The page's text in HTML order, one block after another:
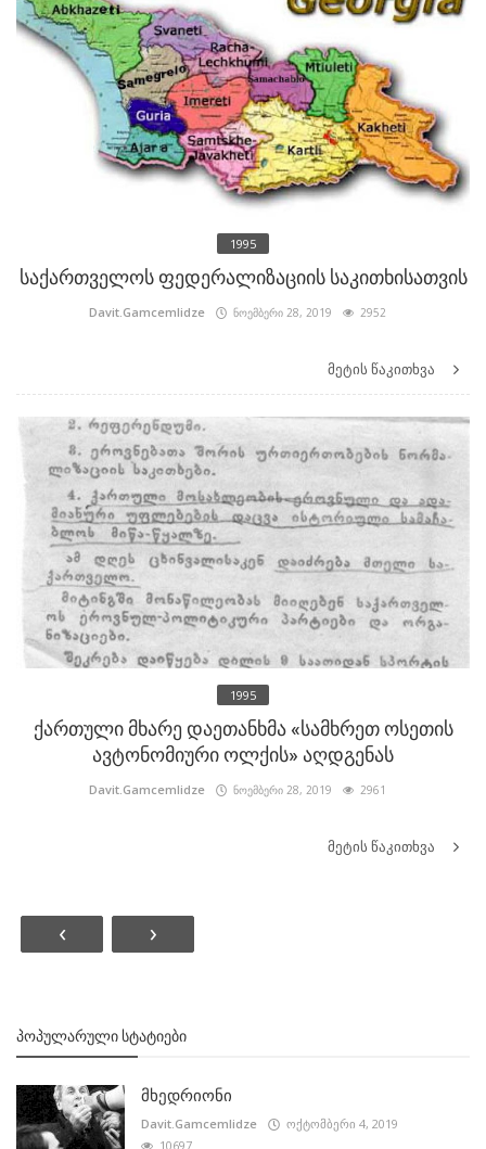
1995
საქართველოს ფედერალიზაციის საკითხისათვის
Davit.Gamcemlidze ნოემბერი 28, 2019 2952
მეტის წაკითხვა
1995
ქართული მხარე დაეთანხმა «სამხრეთ ოსეთის
ავტონომიური ოლქის» აღდგენას
Davit.Gamcemlidze ნოემბერი 28, 2019 2961
მეტის წაკითხვა
‹ ›
ᲞᲝᲞᲣᲚᲐᲠᲣᲚᲘ ᲡᲢᲐᲢᲘᲔᲑᲘ
მხედრიონი
Davit.Gamcemlidze
ოქტომბერი 4, 2019
10697